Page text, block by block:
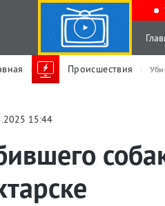
Происшествия
15:44